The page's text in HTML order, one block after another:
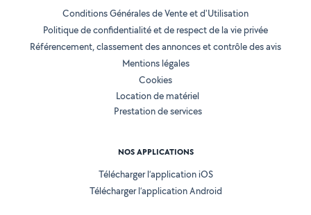
Conditions Générales de Vente et d'Utilisation
Politique de confidentialité et de respect de la vie privée
Référencement, classement des annonces et contrôle des avis
Mentions légales
Cookies
Location de matériel
Prestation de services
NOS APPLICATIONS
Télécharger l’application iOS
Télécharger l’application Android